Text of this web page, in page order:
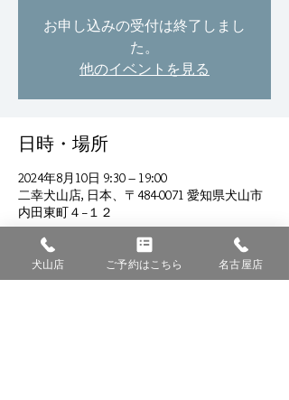
お申し込みの受付は終了しまし
た。
他のイベントを見る
日時・場所
2024年8月10日 9:30 – 19:00
二幸犬山店, 日本、〒484-0071 愛知県犬山市
内田東町４−１２
犬山店 ご予約はこちら 名古屋店